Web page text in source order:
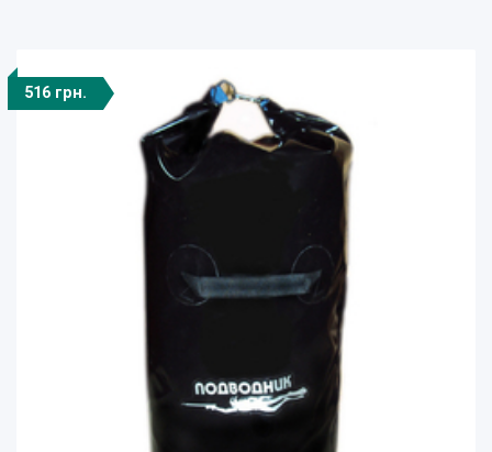
516 грн.